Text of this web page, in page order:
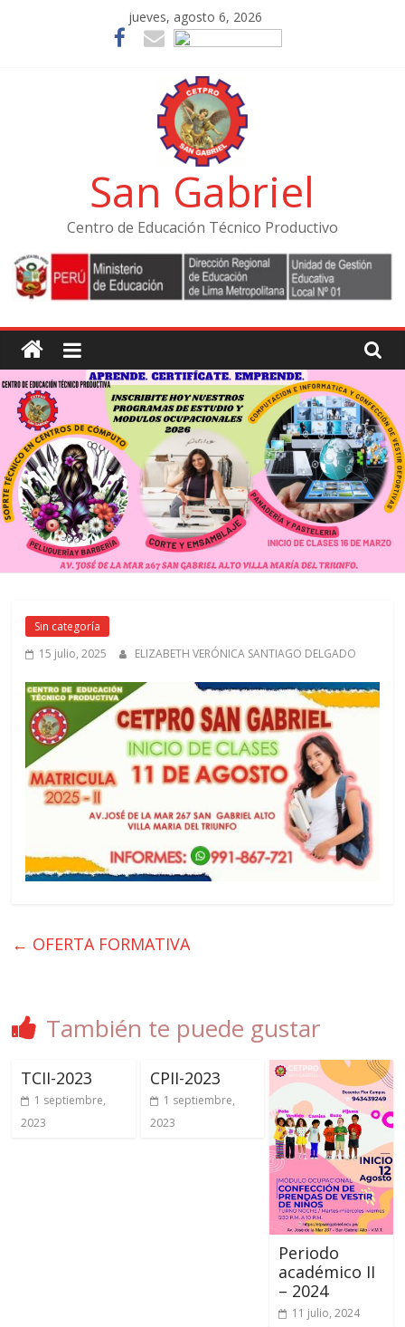
jueves, agosto 6, 2026
San Gabriel
Centro de Educación Técnico Productivo
Sin categoría
15 julio, 2025
ELIZABETH VERÓNICA SANTIAGO DELGADO
← OFERTA FORMATIVA
También te puede gustar
TCII-2023
1 septiembre,
2023
CPII-2023
1 septiembre,
2023
Periodo
académico II
– 2024
11 julio, 2024